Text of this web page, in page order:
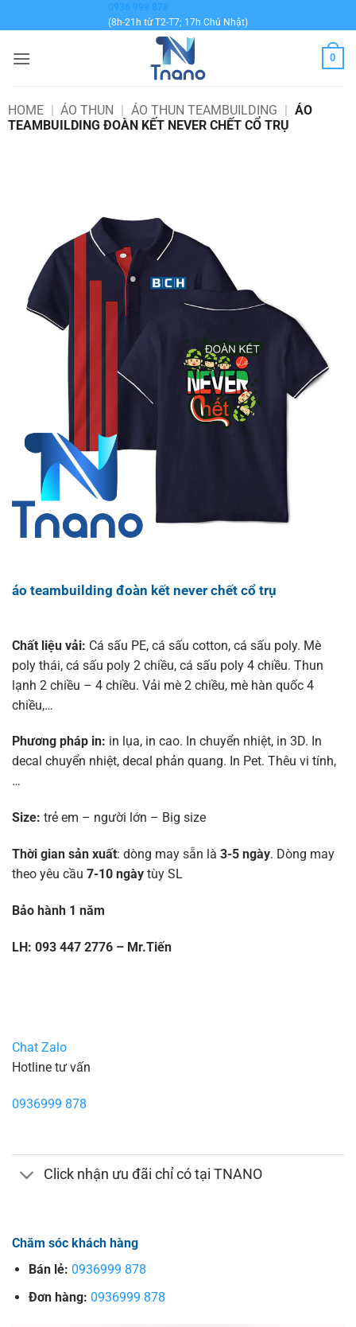
qua
dung
0936 999 878
(8h-21h từ T2-T7; 17h Chủ Nhật)
0
HOME | ÁO THUN | ÁO THUN TEAMBUILDING | ÁO
TEAMBUILDING ĐOÀN KẾT NEVER CHẾT CỔ TRỤ
áo teambuilding đoàn kết never chết cổ trụ
Chất liệu vải: Cá sấu PE, cá sấu cotton, cá sấu poly. Mè
poly thái, cá sấu poly 2 chiều, cá sấu poly 4 chiều. Thun
lạnh 2 chiều – 4 chiều. Vải mè 2 chiều, mè hàn quốc 4
chiều,…
Phương pháp in: in lụa, in cao. In chuyển nhiệt, in 3D. In
decal chuyển nhiệt, decal phản quang. In Pet. Thêu vi tính,
…
Size: trẻ em – người lớn – Big size
Thời gian sản xuất: dòng may sẵn là 3-5 ngày. Dòng may
theo yêu cầu 7-10 ngàytùy SL
Bảo hành 1 năm
LH: 093 447 2776 – Mr.Tiến
Chat Zalo
Hotline tư vấn
0936999 878
Click nhận ưu đãi chỉ có tại TNANO
Chăm sóc khách hàng
Bán lẻ: 0936999 878
Đơn hàng: 0936999 878